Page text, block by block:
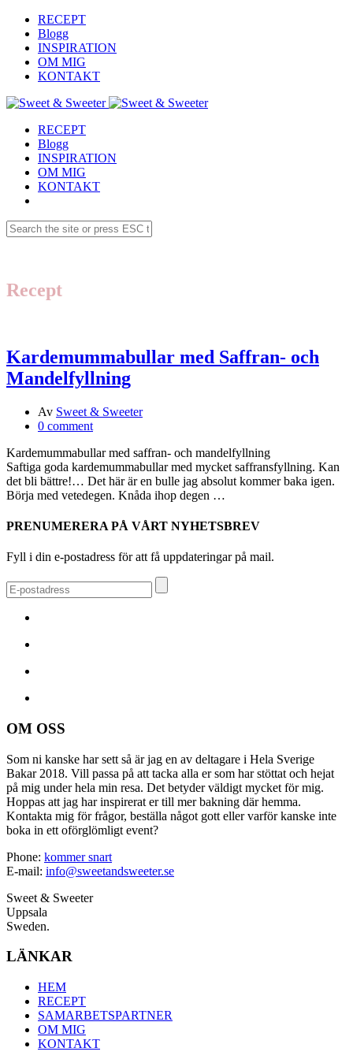
RECEPT
Blogg
INSPIRATION
OM MIG
KONTAKT
RECEPT
Blogg
INSPIRATION
OM MIG
KONTAKT
Recept
Kardemummabullar med Saffran- och
Mandelfyllning
Av Sweet & Sweeter
0 comment
Kardemummabullar med saffran- och mandelfyllning
Saftiga goda kardemummabullar med mycket saffransfyllning. Kan
det bli bättre!… Det här är en bulle jag absolut kommer baka igen.
Börja med vetedegen. Knåda ihop degen …
PRENUMERERA PÅ VÅRT NYHETSBREV
Fyll i din e-postadress för att få uppdateringar på mail.
OM OSS
Som ni kanske har sett så är jag en av deltagare i Hela Sverige
Bakar 2018. Vill passa på att tacka alla er som har stöttat och hejat
på mig under hela min resa. Det betyder väldigt mycket för mig.
Hoppas att jag har inspirerat er till mer bakning där hemma.
Kontakta mig för frågor, beställa något gott eller varför kanske inte
boka in ett oförglömligt event?
Phone: kommer snart
E-mail: info@sweetandsweeter.se
Sweet & Sweeter
Uppsala
Sweden.
LÄNKAR
HEM
RECEPT
SAMARBETSPARTNER
OM MIG
KONTAKT